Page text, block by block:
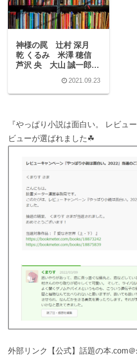
神様の罠 辻村 深月
乾 くるみ 米澤 穂信
芦沢 央 大山 誠一郎
2021.09.23
『やっぱり小説は面白い。 レビュ
ビューが選ばれました☘
外部リンク【公式】話題の本.com